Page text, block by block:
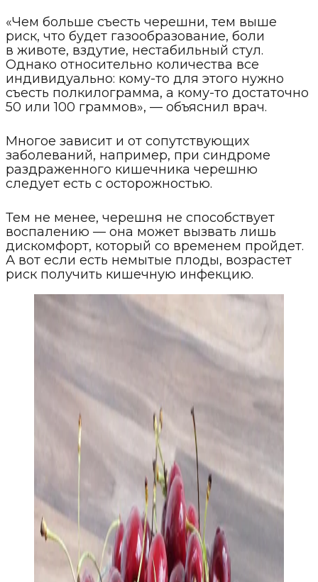
«Чем больше съесть черешни, тем выше
риск, что будет газообразование, боли
в животе, вздутие, нестабильный стул.
Однако относительно количества все
индивидуально: кому-то для этого нужно
съесть полкилограмма, а кому-то достаточно
50 или 100 граммов», — объяснил врач.
Многое зависит и от сопутствующих
заболеваний, например, при синдроме
раздраженного кишечника черешню
следует есть с осторожностью.
Тем не менее, черешня не способствует
воспалению — она может вызвать лишь
дискомфорт, который со временем пройдет.
А вот если есть немытые плоды, возрастет
риск получить кишечную инфекцию.